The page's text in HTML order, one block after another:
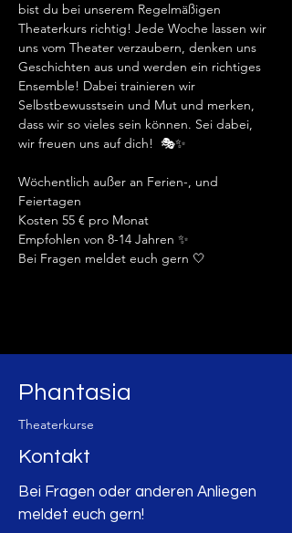
bist du bei unserem Regelmäßigen
Theaterkurs richtig! Jede Woche lassen wir
uns vom Theater verzaubern, denken uns
Geschichten aus und werden ein richtiges
Ensemble! Dabei trainieren wir
Selbstbewusstsein und Mut und merken,
dass wir so vieles sein können. Sei dabei,
wir freuen uns auf dich!  🎭✨️
Wöchentlich außer an Ferien-, und
Feiertagen
Kosten 55 € pro Monat
Empfohlen von 8-14 Jahren ✨️
Bei Fragen meldet euch gern 🤍
Phantasia
Theaterkurse
Kontakt
Bei Fragen oder anderen Anliegen
meldet euch gern!